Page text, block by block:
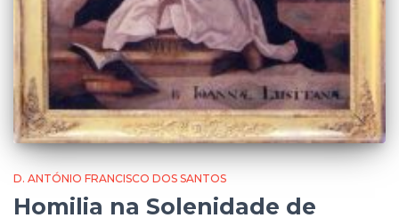
D. ANTÓNIO FRANCISCO DOS SANTOS
Homilia na Solenidade de